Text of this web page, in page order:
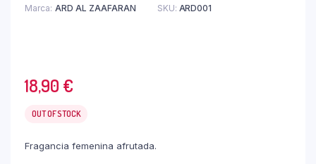
Marca ARD AL ZAAFARAN SKU: ARD001
18,90 €
OUT OF STOCK
Fragancia femenina afrutada.